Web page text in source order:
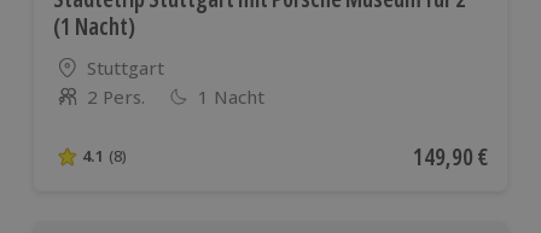
(1 Nacht)
Standort
Stuttgart
Anzahl der Teilnehmer
2 Pers. 1 Nacht
4.1 von 5 Sternen basierend auf 8 Bewertungen
4.1 (8) Aktueller Preis
149,90 €